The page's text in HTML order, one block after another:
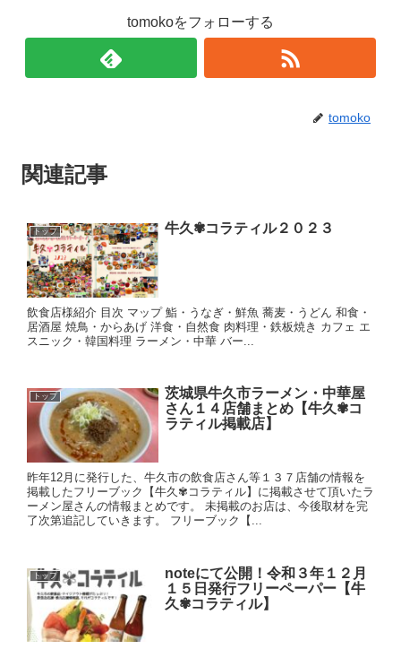
tomokoをフォローする
tomoko
関連記事
トップ 牛久✾コラティル２０２３
飲食店様紹介 目次 マップ 鮨・うなぎ・鮮魚 蕎麦・うどん 和食・
居酒屋 焼鳥・からあげ 洋食・自然食 肉料理・鉄板焼き カフェ エ
スニック・韓国料理 ラーメン・中華 バー...
トップ
茨城県牛久市ラーメン・中華屋
さん１４店舗まとめ【牛久✾コ
ラティル掲載店】
昨年12月に発行した、牛久市の飲食店さん等１３７店舗の情報を
掲載したフリーブック【牛久✾コラティル】に掲載させて頂いたラ
ーメン屋さんの情報まとめです。 未掲載のお店は、今後取材を完
了次第追記していきます。 フリーブック【...
トップ
noteにて公開！令和３年１２月
１５日発行フリーペーパー【牛
久✾コラティル】